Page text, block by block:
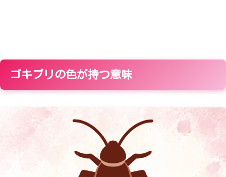
ゴキブリの色が持つ意味